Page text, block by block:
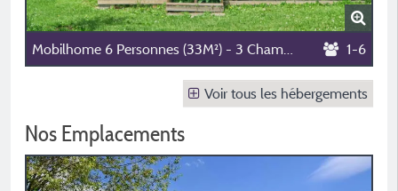
Mobilhome 6 Personnes (33M²) - 3 Chambres (1 Lit 140 + 4 Lits 90) 1-6
Voir tous les hébergements
Nos Emplacements